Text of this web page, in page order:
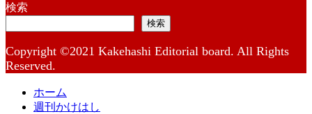
検索
検索
Copyright ©2021 Kakehashi Editorial board. All Rights
Reserved.
ホーム
週刊かけはし